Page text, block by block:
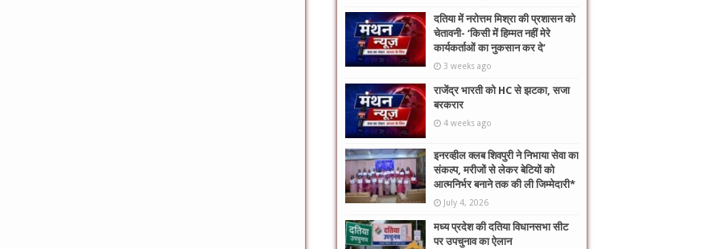
दतिया में नरोत्तम मिश्रा की प्रशासन को
चेतावनी- ‘किसी में हिम्मत नहीं मेरे
कार्यकर्ताओं का नुकसान कर दे’
3 weeks ago
राजेंद्र भारती को HC से झटका, सजा
बरकरार
4 weeks ago
इनरव्हील क्लब शिवपुरी ने निभाया सेवा का
संकल्प, मरीजों से लेकर बेटियों को
आत्मनिर्भर बनाने तक की ली जिम्मेदारी*
July 4, 2026
मध्य प्रदेश की दतिया विधानसभा सीट
पर उपचुनाव का ऐलान